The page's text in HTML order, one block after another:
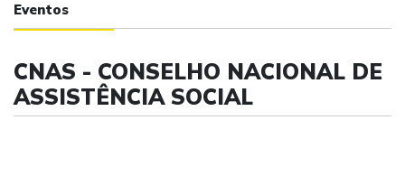
Eventos
CNAS - CONSELHO NACIONAL DE
ASSISTÊNCIA SOCIAL